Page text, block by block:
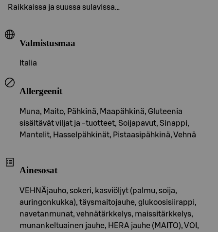
Raikkaissa ja suussa sulavissa…
Valmistusmaa
Italia
Allergeenit
Muna, Maito, Pähkinä, Maapähkinä, Gluteenia
sisältävät viljat ja -tuotteet, Soijapavut, Sinappi,
Mantelit, Hasselpähkinät, Pistaasipähkinä, Vehnä
Ainesosat
VEHNÄjauho, sokeri, kasviöljyt (palmu, soija,
auringonkukka), täysmaitojauhe, glukoosisiirappi,
navetanmunat, vehnätärkkelys, maissitärkkelys,
munankeltuainen jauhe, HERA jauhe (MAITO), VOI,